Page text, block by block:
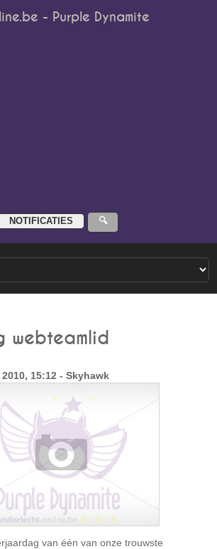
- Purple Dynamite
webteamlid
2010, 15:12 - Skyhawk
van één van onze trouwste